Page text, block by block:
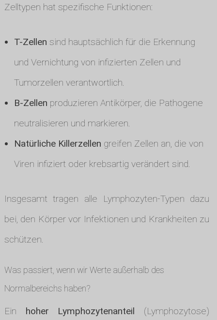
Zelltypen hat spezifische Funktionen:
T-Zellen sind hauptsächlich für die Erkennung
und Vernichtung von infizierten Zellen und
Tumorzellen verantwortlich.
B-Zellen produzieren Antikörper, die Pathogene
neutralisieren und markieren.
Natürliche Killerzellen greifen Zellen an, die von
Viren infiziert oder krebsartig verändert sind.
Insgesamt tragen alle Lymphozyten-Typen dazu
bei, den Körper vor Infektionen und Krankheiten zu
schützen.
Was passiert, wenn wir Werte außerhalb des
Normalbereichs haben?
Ein hoher Lymphozytenanteil (Lymphozytose)